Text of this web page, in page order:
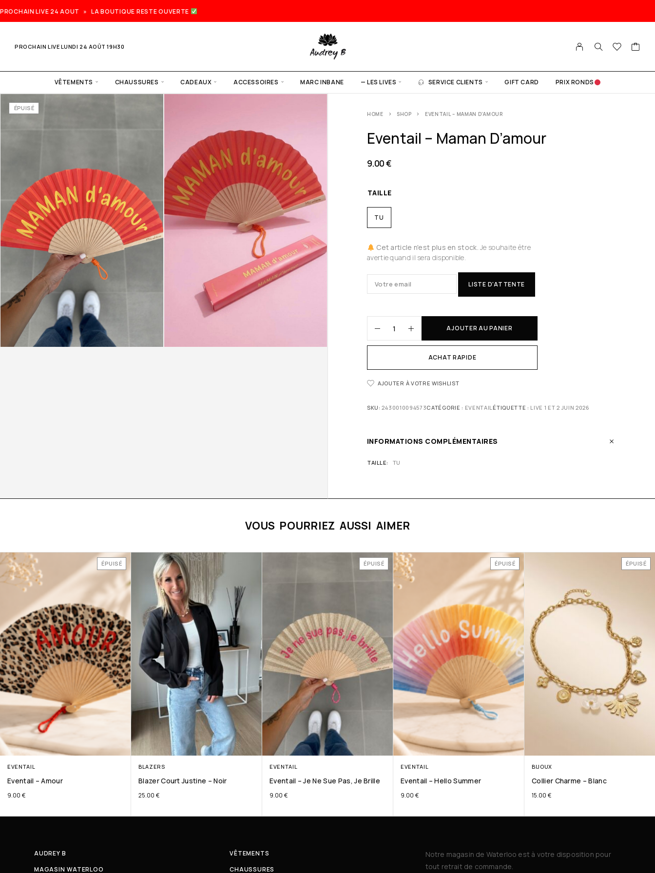
PROCHAIN LIVE 24 AOUT » LA BOUTIQUE RESTE OUVERTE
PROCHAIN LIVE LUNDI 24 AOÛT 19H30
VÊTEMENTS CHAUSSURES CADEAUX ACCESSOIRES MARC INBANE — LES LIVES SERVICE CLIENTS GIFT CARD PRIX RONDS
ÉPUISÉ
HOME SHOP EVENTAIL – MAMAN D’AMOUR
Eventail – Maman D’amour
9.00€
TAILLE
TU
Cet article n'est plus en stock. Je souhaite être
avertie quand il sera disponible.
LISTE D'ATTENTE
AJOUTER AU PANIER
ACHAT RAPIDE
AJOUTER À VOTRE WISHLIST
SKU:2430010094573CATÉGORIE : EVENTAILÉTIQUETTE : LIVE 1 ET 2 JUIN 2026
INFORMATIONS COMPLÉMENTAIRES
TAILLE TU
VOUS POURRIEZ AUSSI AIMER
ÉPUISÉ
EVENTAIL
Eventail – Amour
9.00 €
BLAZERS
Blazer Court Justine – Noir
25.00 €
ÉPUISÉ
EVENTAIL
Eventail – Je Ne Sue Pas, Je Brille
9.00 €
ÉPUISÉ
EVENTAIL
Eventail – Hello Summer
9.00 €
ÉPUISÉ
BIJOUX
Collier Charme – Blanc
15.00 €
AUDREY B
MAGASIN WATERLOO
VÊTEMENTS
CHAUSSURES
Notre magasin de Waterloo est à votre disposition pour
tout retrait de commande.